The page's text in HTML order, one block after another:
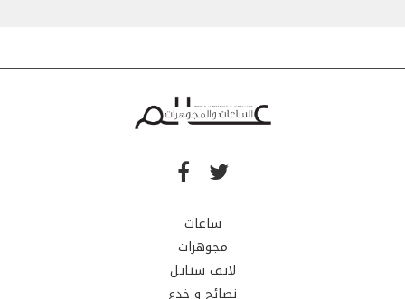
ساعات
مجوهرات
لايف ستايل
نصائح و خدع